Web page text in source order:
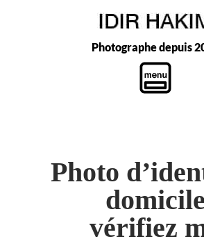
Photographe depuis
Photo
domicile
vérifiez